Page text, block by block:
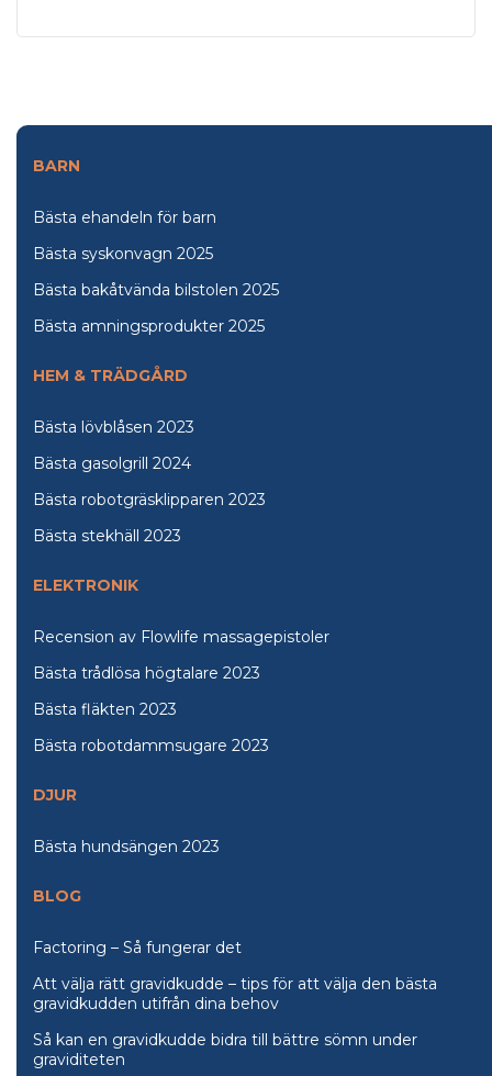
BARN
Bästa ehandeln för barn
Bästa syskonvagn 2025
Bästa bakåtvända bilstolen 2025
Bästa amningsprodukter 2025
HEM & TRÄDGÅRD
Bästa lövblåsen 2023
Bästa gasolgrill 2024
Bästa robotgräsklipparen 2023
Bästa stekhäll 2023
ELEKTRONIK
Recension av Flowlife massagepistoler
Bästa trådlösa högtalare 2023
Bästa fläkten 2023
Bästa robotdammsugare 2023
DJUR
Bästa hundsängen 2023
BLOG
Factoring – Så fungerar det
Att välja rätt gravidkudde – tips för att välja den bästa
gravidkudden utifrån dina behov
Så kan en gravidkudde bidra till bättre sömn under
graviditeten